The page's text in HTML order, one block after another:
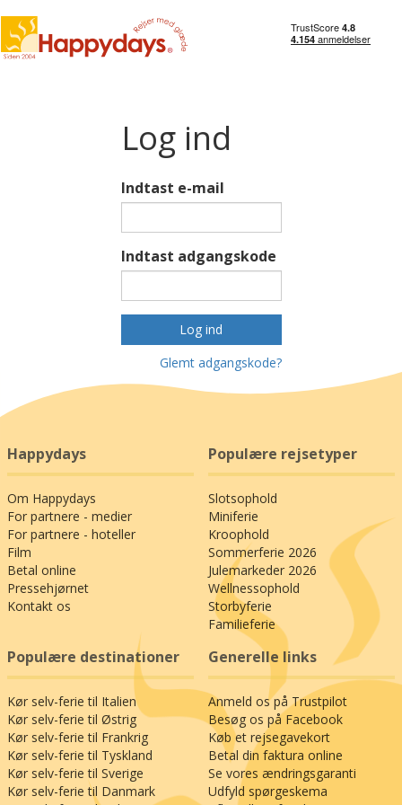
Log ind
Indtast e-mail
Indtast adgangskode
Log ind
Glemt adgangskode?
Happydays
Om Happydays
For partnere - medier
For partnere - hoteller
Film
Betal online
Pressehjørnet
Kontakt os
Populære rejsetyper
Slotsophold
Miniferie
Kroophold
Sommerferie 2026
Julemarkeder 2026
Wellnessophold
Storbyferie
Familieferie
Populære destinationer
Kør selv-ferie til Italien
Kør selv-ferie til Østrig
Kør selv-ferie til Frankrig
Kør selv-ferie til Tyskland
Kør selv-ferie til Sverige
Kør selv-ferie til Danmark
Generelle links
Anmeld os på Trustpilot
Besøg os på Facebook
Køb et rejsegavekort
Betal din faktura online
Se vores ændringsgaranti
Udfyld spørgeskema